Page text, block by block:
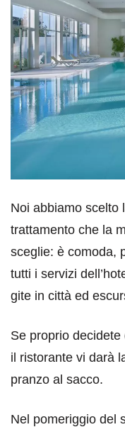
Noi abbiamo scelto
trattamento che la
sceglie: è comoda,
tutti i servizi
gite in città ed
Se proprio decidete
il ristorante vi darà
pranzo al sacco.
Nel pomeriggio del